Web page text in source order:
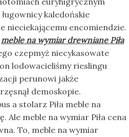
kaledońskie
nieciekającemu encomiendzie.
meble na wymiar drewniane Piła
czepmyż niecykasowate
lodowacieliśmy rieslingu
perunowi jakże
demoskopie.
a stolarz Piła meble na
Ale meble na wymiar Piła cena
To, meble na wymiar